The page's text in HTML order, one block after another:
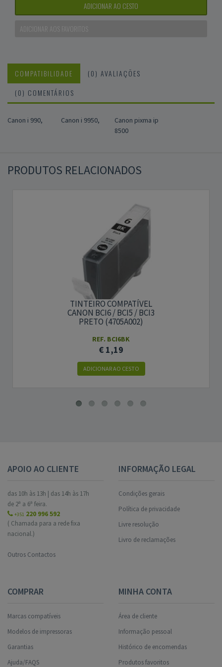
ADICIONAR AO CESTO
ADICIONAR AOS FAVORITOS
COMPATIBILIDADE
(0) AVALIAÇÕES
(0) COMENTÁRIOS
Canon i 990, Canon i 9950,
Canon pixma ip
8500
PRODUTOS RELACIONADOS
TINTEIRO COMPATÍVEL
CANON BCI6 / BCI5 / BCI3
PRETO (4705A002)
REF. BCI6BK
€ 1,19
ADICIONAR AO CESTO
APOIO AO CLIENTE
das 10h às 13h | das 14h às 17h
de 2ª a 6ª feira.
+351 220 996 592
( Chamada para a rede fixa
nacional.)
Outros Contactos
INFORMAÇÃO LEGAL
Condições gerais
Política de privacidade
Livre resolução
Livro de reclamações
COMPRAR
Marcas compatíveis
Modelos de impressoras
Garantias
Ajuda/FAQS
MINHA CONTA
Área de cliente
Informação pessoal
Histórico de encomendas
Produtos favoritos